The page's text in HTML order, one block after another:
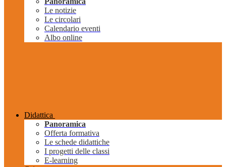
Le notizie
Le circolari
Calendario eventi
Albo online
Didattica
Panoramica
Offerta formativa
Le schede didattiche
I progetti delle classi
E-learning